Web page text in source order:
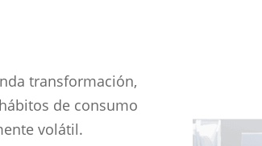
transformación,
de consumo
volátil.